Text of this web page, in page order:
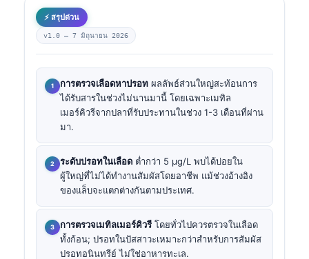
⚡ สรุปด่วน
v1.0 — 7 มิถุนายน 2026
การตรวจเลือดหาปรอท ผลลัพธ์ส่วนใหญ่สะท้อนการ
ได้รับสารในช่วงไม่นานมานี้ โดยเฉพาะเมทิล
เมอร์คิวรีจากปลาที่รับประทานในช่วง 1-3 เดือนที่ผ่าน
มา.
ระดับปรอทในเลือด ต่ำกว่า 5 µg/L พบได้บ่อยใน
ผู้ใหญ่ที่ไม่ได้ทำงานสัมผัสโดยอาชีพ แม้ช่วงอ้างอิง
ของแล็บจะแตกต่างกันตามประเทศ.
การตรวจเมทิลเมอร์คิวรี โดยทั่วไปควรตรวจในเลือด
ทั้งก้อน; ปรอทในปัสสาวะเหมาะกว่าสำหรับการสัมผัส
ปรอทอนินทรีย์ ไม่ใช่อาหารทะเล.